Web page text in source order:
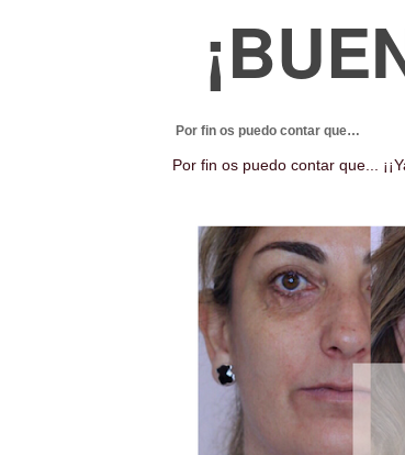
Por fin os puedo contar que…
Por fin os puedo contar que...